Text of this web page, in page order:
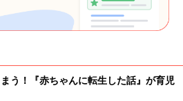
う！『赤ちゃんに転生した話』が育児